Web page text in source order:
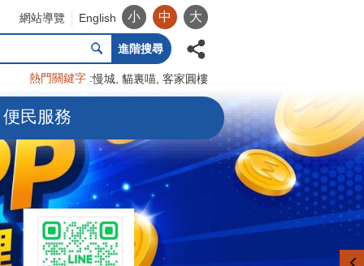
網站導覽 English 小 中 大
進階搜尋
熱門關鍵字 慢城 貓裏喵 客家圓樓
便民服務